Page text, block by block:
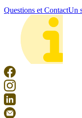
Questions et ContactUn